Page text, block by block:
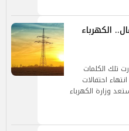
الكهرباء
تلك الكلمات
احتفالات
وزارة الكهرباء